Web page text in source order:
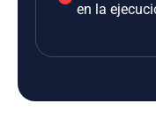
en la